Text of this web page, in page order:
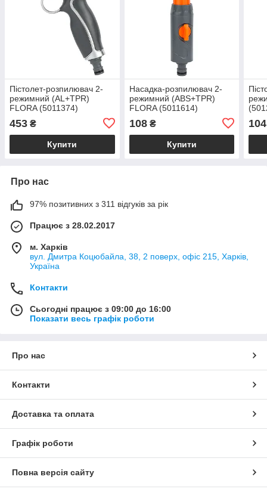
Пістолет-розпилювач 2-
режимний (AL+TPR)
FLORA (5011374)
453 ₴
Купити
Насадка-розпилювач 2-
режимний (ABS+TPR)
FLORA (5011614)
108₴
Купити
104
Про нас
97% позитивних з 311 відгуків за рік
Працює з 28.02.2017
м. Харків
вул. Дмитра Коцюбайла, 38, 2 поверх, офіс 215, Харків,
Україна
Контакти
Сьогодні працює з 09:00 до 16:00
Показати весь графік роботи
Про нас
Контакти
Доставка та оплата
Графік роботи
Повна версія сайту